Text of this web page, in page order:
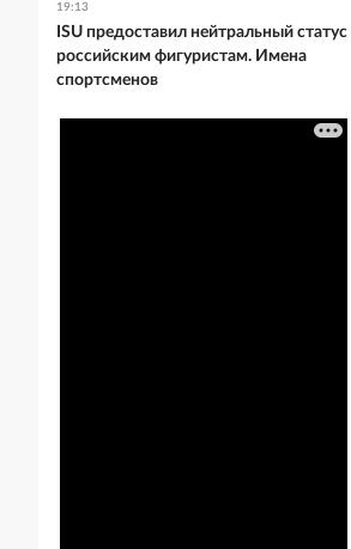
19:13
ISU предоставил нейтральный статус
российским фигуристам. Имена
спортсменов